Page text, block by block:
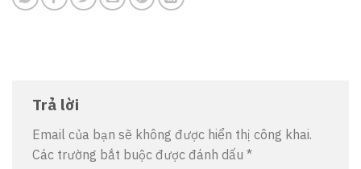
Trả lời
Email của bạn sẽ không được hiển thị công khai.
Các trường bắt buộc được đánh dấu *